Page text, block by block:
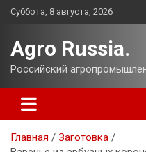
Перейти
Суббота, 8 августа, 2026
Agro Russia.
Российский
Главная
Заготовка